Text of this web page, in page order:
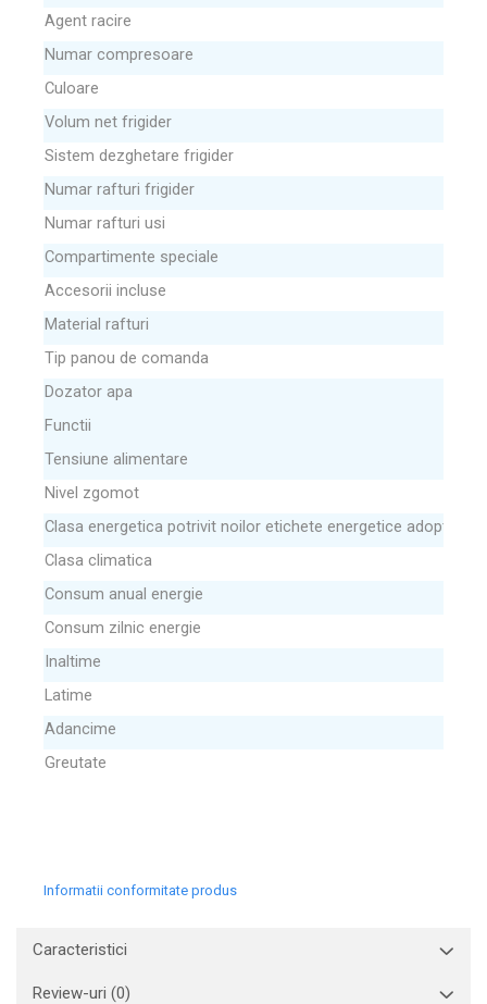
Agent racire
Numar compresoare
Culoare
Volum net frigider
Sistem dezghetare frigider
Numar rafturi frigider
Numar rafturi usi
Compartimente speciale
Accesorii incluse
Material rafturi
Tip panou de comanda
Dozator apa
Functii
Tensiune alimentare
Nivel zgomot
Clasa energetica potrivit noilor etichete energetice adoptate la
Clasa climatica
Consum anual energie
Consum zilnic energie
Inaltime
Latime
Adancime
Greutate
Informatii conformitate produs
Caracteristici
Review-uri (0)